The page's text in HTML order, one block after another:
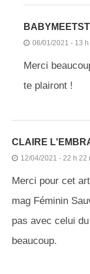
06/01/2021 - 13 h
Merci
te plairont !
CLAIRE
12/04/2021 - 22 h 22
Merci pour cet
mag Féminin
pas avec celui
beaucoup.